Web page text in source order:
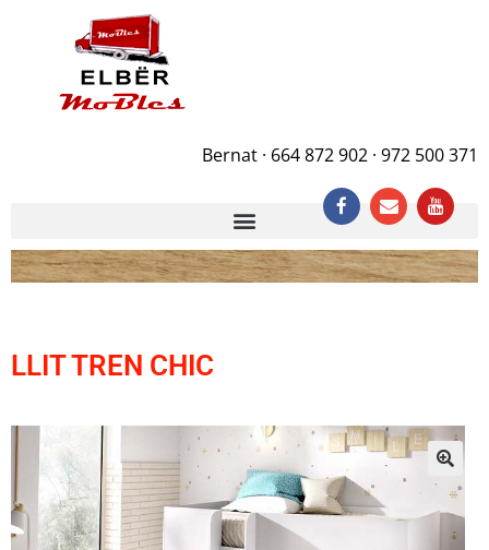
Bernat · 664 872 902 · 972 500 371
LLIT TREN CHIC